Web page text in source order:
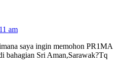
am
saya ingin memohon PR1MA
bahagian Sri Aman,Sarawak?Tq